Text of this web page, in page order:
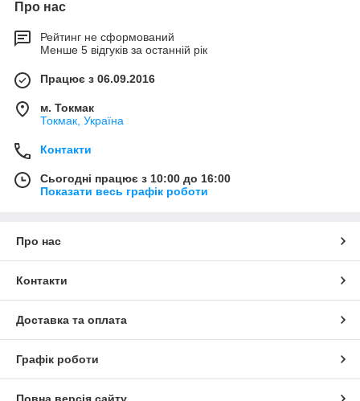
Про нас
Рейтинг не сформований
Менше 5 відгуків за останній рік
Працює з 06.09.2016
м. Токмак
Токмак, Україна
Контакти
Сьогодні працює з 10:00 до 16:00
Показати весь графік роботи
Про нас
Контакти
Доставка та оплата
Графік роботи